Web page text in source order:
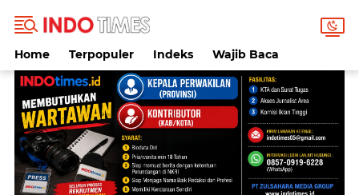
Home Terpopuler Indeks Wajib Baca